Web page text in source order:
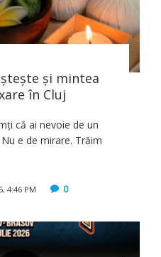
și mintea
în Cluj
că ai nevoie de un
e de mirare. Trăim
4:46 PM 0